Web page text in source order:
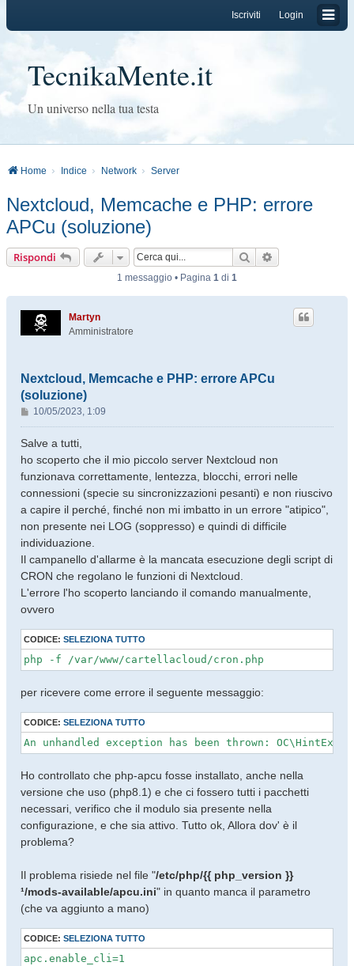
Login
Iscriviti
TecnikaMente.it
Un universo nella tua testa
Home Indice Network Server
Nextcloud, Memcache e PHP: errore
APCu (soluzione)
Rispondi Cerca
1 messaggio • Pagina 1 di 1
Martyn
Amministratore
Nextcloud, Memcache e PHP: errore APCu
(soluzione)
M
e
s
g
g
i
o
10/05/2023, 1:09
Salve a tutti,
ho scoperto che il mio piccolo server Nextcloud non
funzionava correttamente, lentezza, blocchi, errori nelle
connessioni (specie su sincronizzazioni pesanti) e non riuscivo
a capire il perché, finché non mi imbatto in un errore "atipico",
non presente nei LOG (soppresso) e quindi di difficile
individuazione.
Il campanello d'allarme è la mancata esecuzione degli script di
CRON che regolano le funzioni di Nextcloud.
L'errore l'ho scoperto lanciando il comando manualmente,
ovvero
CODICE: SELEZIONA TUTTO
php -f /var/www/cartellacloud/cron.php
per ricevere come errore il seguente messaggio:
CODICE: SELEZIONA TUTTO
An unhandled exception has been thrown:
Ho controllato che php-apcu fosse installato, anche nella
versione che uso (php8.1) e che ci fossero tutti i pacchetti
necessari, verifico che il modulo sia presente nella
configurazione, e che sia attivo. Tutto ok, Allora dov' è il
problema?
Il problema risiede nel file "/etc/php/{{ php_version }}
¹/mods-available/apcu.ini" in quanto manca il parametro
(che va aggiunto a mano)
CODICE: SELEZIONA TUTTO
apc.enable_cli=1